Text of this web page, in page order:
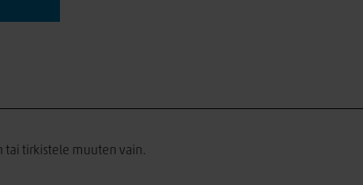
tai tirkistele muuten vain.